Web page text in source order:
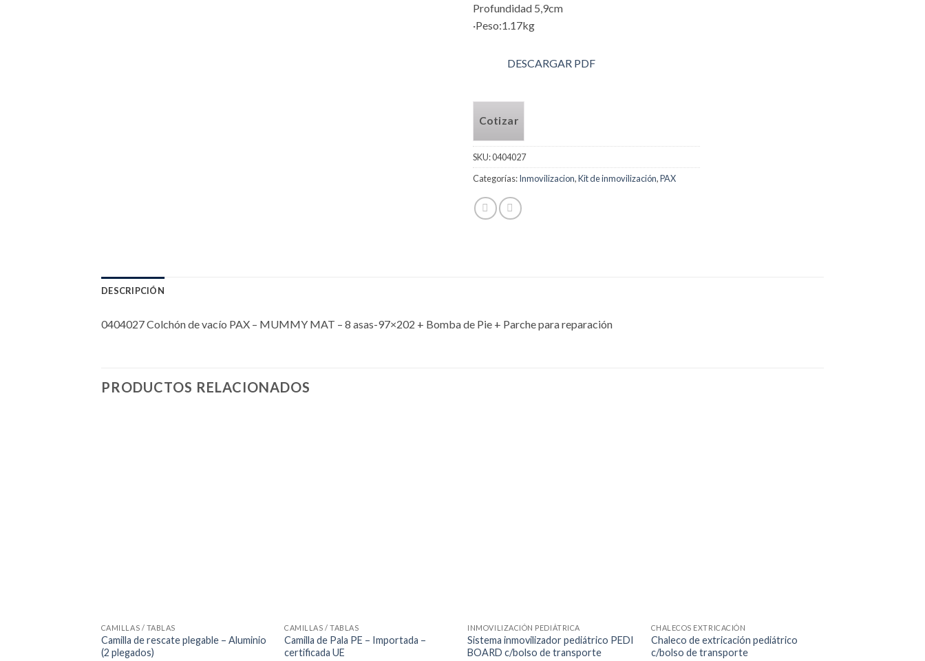
Profundidad 5,9cm
·Peso:1.17kg
DESCARGAR PDF
Cotizar
SKU:0404027
Categorías:Inmovilizacion,Kit de inmovilización,PAX
DESCRIPCIÓN
0404027 Colchón de vacío PAX – MUMMY MAT – 8 asas-97×202 + Bomba de Pie + Parche para reparación
PRODUCTOS RELACIONADOS
CAMILLAS / TABLAS
Camilla de rescate plegable – Aluminio
(2 plegados)
CAMILLAS / TABLAS
Camilla de Pala PE – Importada –
certificada UE
INMOVILIZACIÓN PEDIÁTRICA
Sistema inmovilizador pediátrico PEDI
BOARD c/bolso de transporte
CHALECOS EXTRICACIÓN
Chaleco de extricación pediátrico
c/bolso de transporte